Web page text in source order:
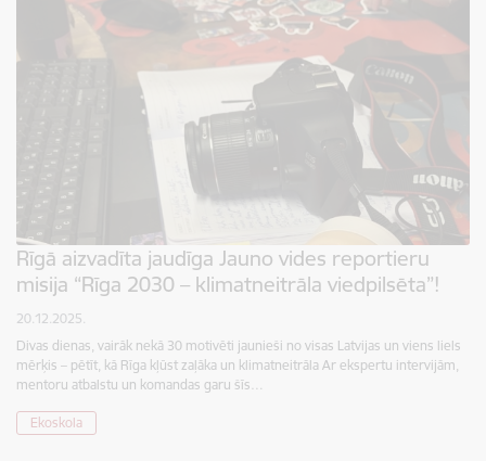
Rīgā aizvadīta jaudīga Jauno vides reportieru
misija “Rīga 2030 – klimatneitrāla viedpilsēta”!
20.12.2025.
Divas dienas, vairāk nekā 30 motivēti jaunieši no visas Latvijas un viens liels
mērķis – pētīt, kā Rīga kļūst zaļāka un klimatneitrāla Ar ekspertu intervijām,
mentoru atbalstu un komandas garu šīs…
Ekoskola